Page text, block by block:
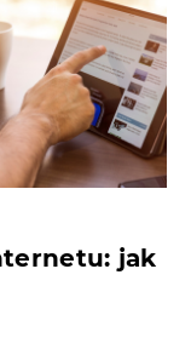
jak